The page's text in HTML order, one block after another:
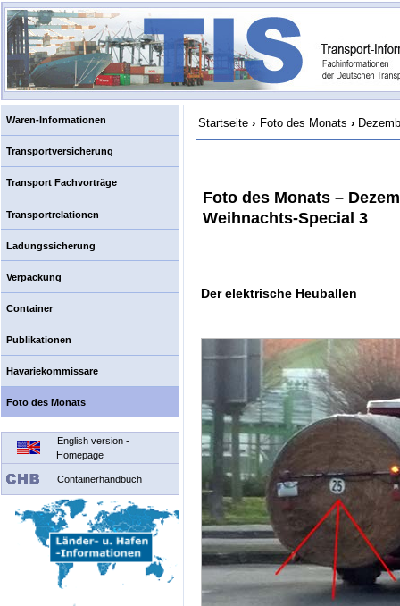
Waren-Informationen
Transportversicherung
Transport Fachvorträge
Transportrelationen
Ladungssicherung
Verpackung
Container
Publikationen
Havariekommissare
Foto des Monats
English version -
Homepage
Containerhandbuch
Startseite › Foto des Monats ›
Foto des Monats –
Weihnachts-Special 3
Der elektrische Heuballen